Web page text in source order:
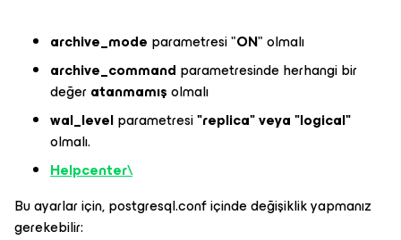
archive_mode parametresi "ON" olmalı
archive_command parametresinde herhangi bir
değeratanmamışolmalı
wal_levelparametresi"replica" veya "logical"
olmalı.
Helpcenter\
Bu ayarlar için, postgresql.conf içinde değişiklik yapmanız
gerekebilir: